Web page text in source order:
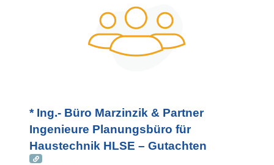
* Ing.- Büro Marzinzik & Partner
Ingenieure Planungsbüro für
Haustechnik HLSE – Gutachten